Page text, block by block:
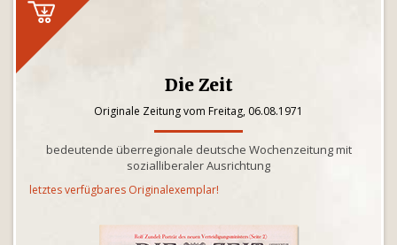
Die Zeit
Originale Zeitung vom Freitag, 06.08.1971
bedeutende überregionale deutsche Wochenzeitung mit
sozialliberaler Ausrichtung
letztes verfügbares Originalexemplar!